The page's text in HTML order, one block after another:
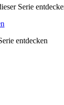
Serie entdecken
entdecken